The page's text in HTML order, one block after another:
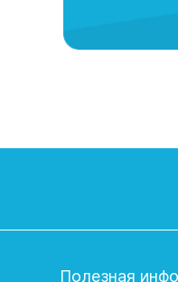
Полезная